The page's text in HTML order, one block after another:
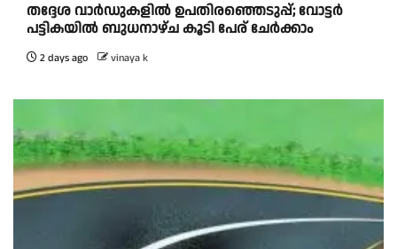
തദ്ദേശ വാർഡുകളിൽ ഉപതിരഞ്ഞെടുപ്പ്; വോട്ടർ
പട്ടികയിൽ ബുധനാഴ്ച കൂടി പേര് ചേർക്കാം
2 days ago vinaya k